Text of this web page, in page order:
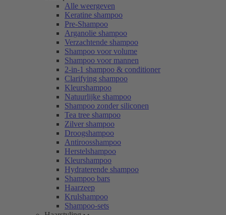
Alle weergeven
Keratine shampoo
Pre-Shampoo
Arganolie shampoo
Verzachtende shampoo
Shampoo voor volume
Shampoo voor mannen
2-in-1 shampoo & conditioner
Clarifying shampoo
Kleurshampoo
Natuurlijke shampoo
Shampoo zonder siliconen
Tea tree shampoo
Zilver shampoo
Droogshampoo
Antiroosshampoo
Herstelshampoo
Kleurshampoo
Hydraterende shampoo
Shampoo bars
Haarzeep
Krulshampoo
Shampoo-sets